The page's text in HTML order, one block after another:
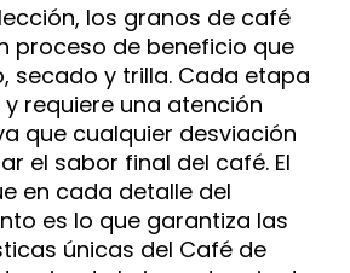
los granos de café
proceso de beneficio que
secado y trilla. Cada etapa
requiere una atención
que cualquier desviación
el sabor final del café. El
en cada detalle del
es lo que garantiza las
únicas del Café de